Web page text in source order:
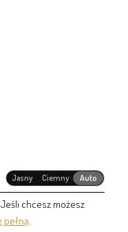
Jasny Ciemny Auto
chcesz możesz
pełną